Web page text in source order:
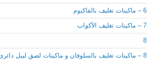
6 – ماكينات تغليف بالفاكيوم
7 – ماكينات تغليف الأكواب
8
8 – ماكينات تغليف بالسلوفان و ماكينات لصق ليبل دائرى